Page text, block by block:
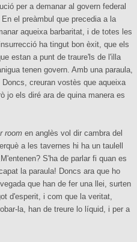
per a demanar al govern federal
el preàmbul que precedia a la
aqueixa barbaritat, i de totes les
ha tingut bon èxit, que els
estan a punt de traure'ls de l'illa
tenen govern. Amb una paraula,
creuran vostès que aqueixa
jo els diré ara de quina manera es
room en anglès vol dir cambra del
a les tavernes hi ha un taulell
S'ha de parlar fi quan es
la paraula! Doncs ara que ho
que han de fer una llei, surten
d'esperit, i com que la veritat,
la, han de treure lo líquid, i per a